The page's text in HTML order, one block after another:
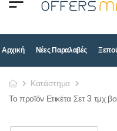
Αρχική Νέες Παραλαβές
Κατάστημα
Το προϊόν Ετικέτα Σετ 3 τμχ